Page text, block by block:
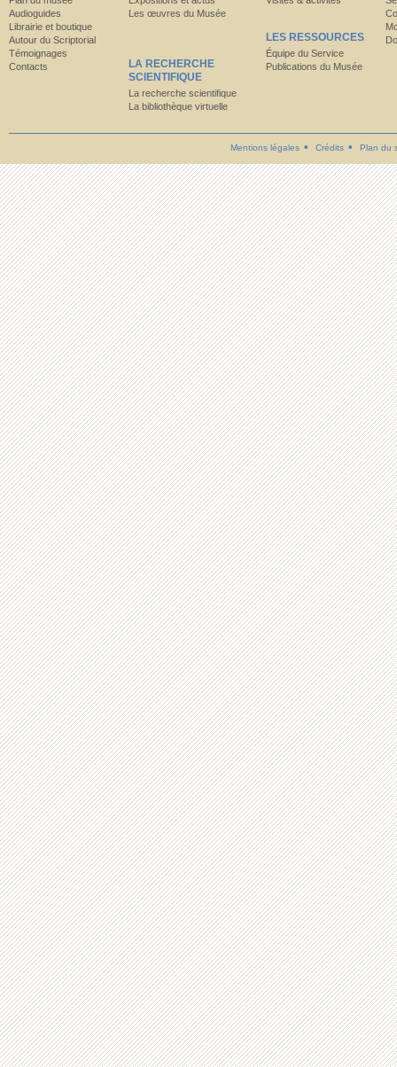
Audioguides
Librairie et boutique
Autour du Scriptorial
Témoignages
Contacts
Les œuvres du Musée
LA RECHERCHE
SCIENTIFIQUE
La recherche scientifique
La bibliothèque virtuelle
LES RESSOURCES
Équipe du Service
Publications du Musée
Mentions légales Crédits Plan du